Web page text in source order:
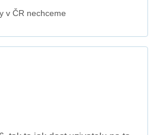
v ČR nechceme